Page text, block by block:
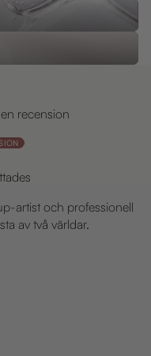
recension
artist och professionell
av två världar.